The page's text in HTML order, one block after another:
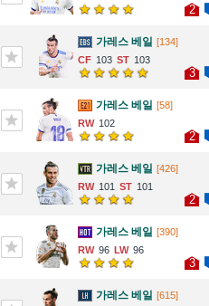
2
가레스 베일 [134]
103
103
3
가레스 베일 [58]
102
2
가레스 베일 [426]
101
101
2
가레스 베일 [390]
96
96
3
가레스 베일 [615]